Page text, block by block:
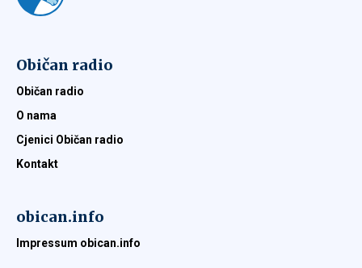
Običan radio
Običan radio
O nama
Cjenici Običan radio
Kontakt
obican.info
Impressum obican.info